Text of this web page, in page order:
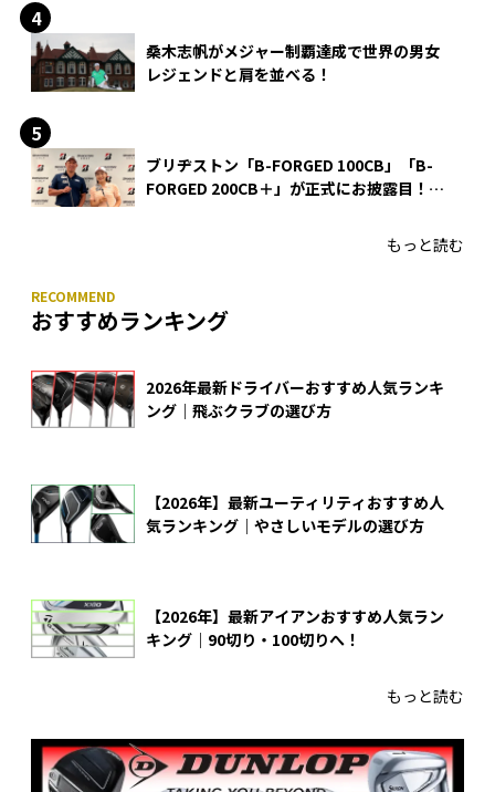
桑木志帆がメジャー制覇達成で世界の男女
レジェンドと肩を並べる！
ブリヂストン「B-FORGED 100CB」「B-
FORGED 200CB＋」が正式にお披露目！
もっと読む
おすすめランキング
2026年最新ドライバーおすすめ人気ランキ
ング｜飛ぶクラブの選び方
【2026年】最新ユーティリティおすすめ人
気ランキング｜やさしいモデルの選び方
【2026年】最新アイアンおすすめ人気ラン
キング｜90切り・100切りへ！
もっと読む